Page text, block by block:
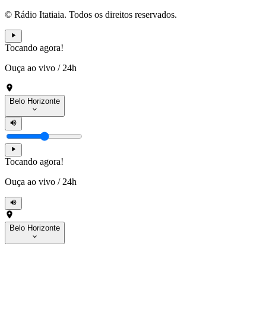
© Rádio Itatiaia. Todos os direitos reservados.
Tocando agora!
Ouça ao vivo / 24h
Belo Horizonte
Tocando agora!
Ouça ao vivo / 24h
Belo Horizonte